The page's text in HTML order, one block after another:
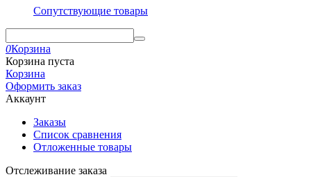
Сопутствующие товары
0Корзина
Корзина пуста
Корзина
Оформить заказ
Аккаунт
Заказы
Список сравнения
Отложенные товары
Отслеживание заказа